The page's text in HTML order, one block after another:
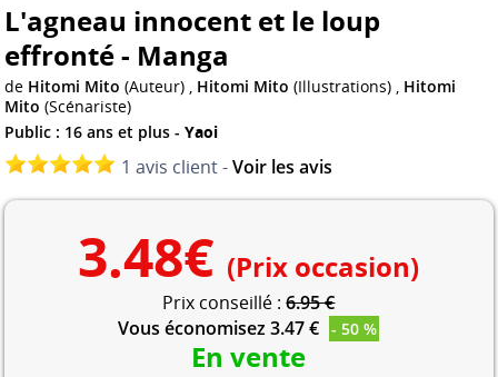
L'agneau innocent et le loup
effronté - Manga
de Hitomi Mito (Auteur) , Hitomi Mito (Illustrations) , Hitomi
Mito (Scénariste)
Public : 16 ans et plus -Yaoi
1 avis client -Voir les avis
3.48€ (Prix occasion)
Prix conseillé :6.95 €
Vous économisez 3.47 €
- 50 %
En vente